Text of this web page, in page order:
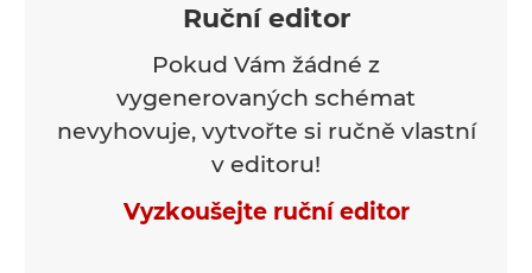
Ruční editor
Pokud Vám žádné z
vygenerovaných schémat
nevyhovuje, vytvořte si ručně vlastní
v editoru!
Vyzkoušejte ruční editor